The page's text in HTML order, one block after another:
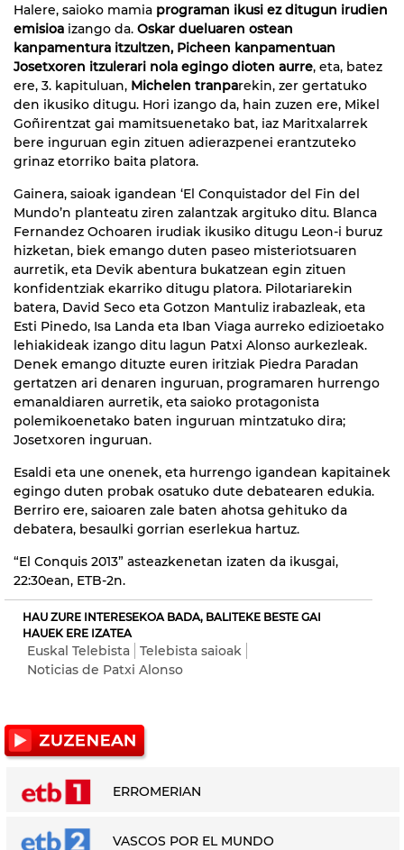
Halere, saioko mamia programan ikusi ez ditugun irudien
emisioa izango da. Oskar dueluaren ostean
kanpamentura itzultzen, Picheen kanpamentuan
Josetxoren itzulerari nola egingo dioten aurre, eta, batez
ere, 3. kapituluan, Michelen tranparekin, zer gertatuko
den ikusiko ditugu. Hori izango da, hain zuzen ere, Mikel
Goñirentzat gai mamitsuenetako bat, iaz Maritxalarrek
bere inguruan egin zituen adierazpenei erantzuteko
grinaz etorriko baita platora.
Gainera, saioak igandean ‘El Conquistador del Fin del
Mundo’n planteatu ziren zalantzak argituko ditu. Blanca
Fernandez Ochoaren irudiak ikusiko ditugu Leon-i buruz
hizketan, biek emango duten paseo misteriotsuaren
aurretik, eta Devik abentura bukatzean egin zituen
konfidentziak ekarriko ditugu platora. Pilotariarekin
batera, David Seco eta Gotzon Mantuliz irabazleak, eta
Esti Pinedo, Isa Landa eta Iban Viaga aurreko edizioetako
lehiakideak izango ditu lagun Patxi Alonso aurkezleak.
Denek emango dituzte euren iritziak Piedra Paradan
gertatzen ari denaren inguruan, programaren hurrengo
emanaldiaren aurretik, eta saioko protagonista
polemikoenetako baten inguruan mintzatuko dira;
Josetxoren inguruan.
Esaldi eta une onenek, eta hurrengo igandean kapitainek
egingo duten probak osatuko dute debatearen edukia.
Berriro ere, saioaren zale baten ahotsa gehituko da
debatera, besaulki gorrian eserlekua hartuz.
“El Conquis 2013” asteazkenetan izaten da ikusgai,
22:30ean, ETB-2n.
HAU ZURE INTERESEKOA BADA, BALITEKE BESTE GAI
HAUEK ERE IZATEA
Euskal Telebista
Telebista saioak
Noticias de Patxi Alonso
ERROMERIAN
VASCOS POR EL MUNDO